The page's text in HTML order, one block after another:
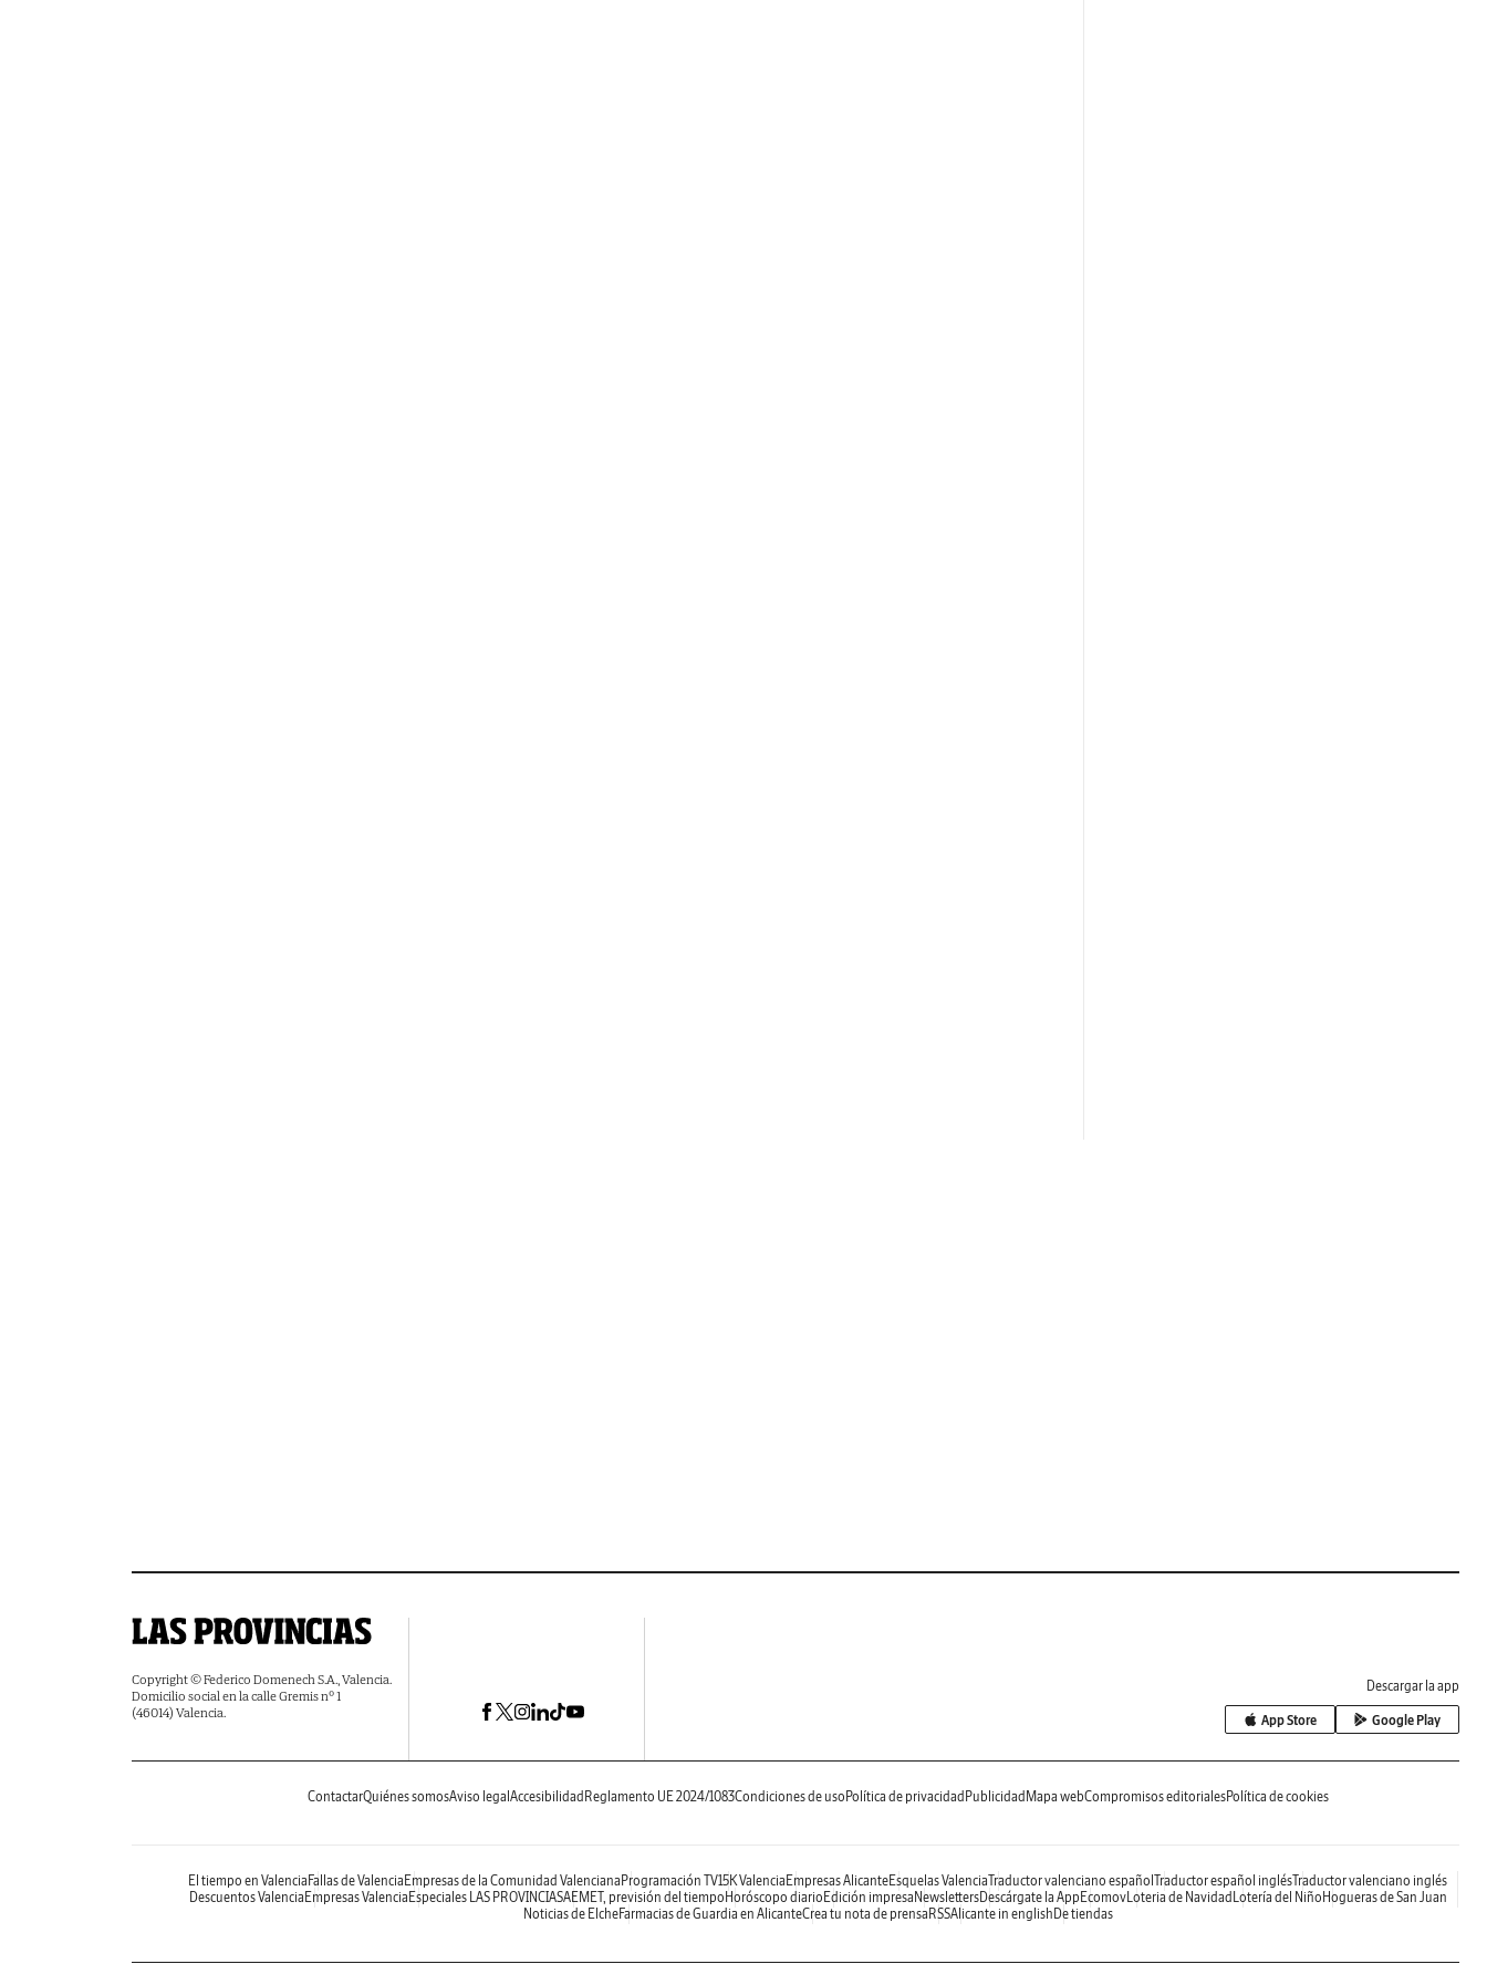
Copyright © Federico Domenech S.A., Valencia.
Domicilio social en la calle Gremis nº 1
(46014) Valencia.
Descargar la app
App Store Google Play
ContactarQuiénes somosAviso legal Accesibilidad Reglamento UE 2024/1083Condiciones de uso Política de privacidad Publicidad Mapa webCompromisos editorialesPolítica de cookies
El tiempo en Valencia Fallas de Valencia Empresas de la Comunidad Valenciana Programación TV15K Valencia Empresas AlicanteEsquelas ValenciaTraductor valenciano español Traductor español inglésTraductor valenciano inglés
Descuentos Valencia Empresas Valencia Especiales LAS PROVINCIASAEMET, previsión del tiempo Horóscopo diario Edición impresa NewslettersDescárgate la App EcomovLoteria de Navidad Lotería del Niño Hogueras de San Juan
Noticias de ElcheFarmacias de Guardia en AlicanteCrea tu nota de prensa RSSAlicante in english De tiendas